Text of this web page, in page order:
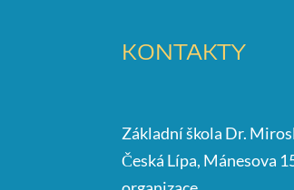
KONTAKTY
Základní škola Dr.
Česká Lípa, Mánesova